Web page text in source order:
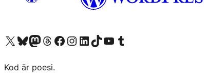
Besök vår X-konto (f.d. Twitter)
Besök vårt Bluesky-konto
Besök vårt Mastodon-konto
Besök vårt Thread-konto
Besök vår Facebook-sidaBesök vårt Instagram-konto
Besök vårt LinkedIn-konto
Besök vårt TikTok-konto
Besök vår YouTube-kanalBesök vårt Tumblr-konto
Kod är poesi.